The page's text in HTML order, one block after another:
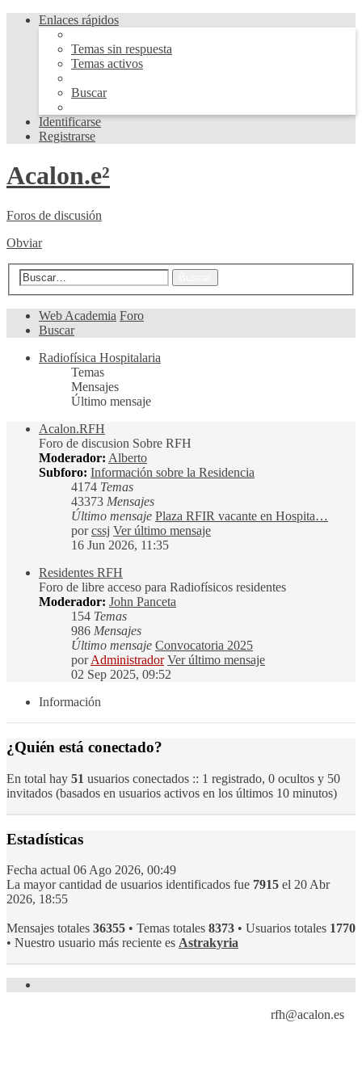
Enlaces rápidos
Temas sin respuesta
Temas activos
Buscar
Identificarse
Registrarse
Acalon.e²
Foros de discusión
Obviar
Web Academia Foro
Buscar
Radiofísica Hospitalaria
Temas
Mensajes
Último mensaje
Acalon.RFH
Foro de discusion Sobre RFH
Moderador: Alberto
Subforo: Información sobre la Residencia
4174 Temas
43373 Mensajes
Último mensaje Plaza RFIR vacante en Hospita…
porcssj Ver último mensaje
16 Jun 2026, 11:35
Residentes RFH
Foro de libre acceso para Radiofísicos residentes
Moderador: John Panceta
154 Temas
986 Mensajes
Último mensaje Convocatoria 2025
porAdministrador Ver último mensaje
02 Sep 2025, 09:52
Información
¿Quién está conectado?
En total hay 51 usuarios conectados :: 1 registrado, 0 ocultos y 50
invitados (basados en usuarios activos en los últimos 10 minutos)
Estadísticas
Fecha actual 06 Ago 2026, 00:49
La mayor cantidad de usuarios identificados fue 7915 el 20 Abr
2026, 18:55
Mensajes totales 36355 • Temas totales 8373 • Usuarios totales 1770
• Nuestro usuario más reciente es Astrakyria
rfh@acalon.es